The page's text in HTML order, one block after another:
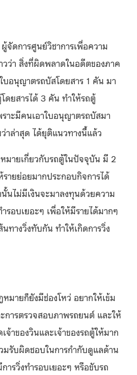
ผู้จัดการศูนย์วิชาการเพื่อความ
ว่า สิ่งที่ผิดพลาดในอดีตของภาค
บอนุญาตรถบัสโดยสาร 1 คัน มา
ดยสารได้ 3 คัน ทำให้รถตู้
าะมีคนเอาใบอนุญาตรถบัสมา
าล่าสุด ได้ยุติแนวทางนี้แล้ว
มายเกี่ยวกับรถตู้ในปัจจุบัน มี 2
ายย่อยมากประกอบกิจการได้
นไม่มีเงินจะมาลงทุนด้วยความ
รอบเยอะๆ เพื่อให้มีรายได้มากๆ
ทางวิ่งทับกัน ทำให้เกิดการวิ่ง
มายก็ยังมีช่องโหว่ อยากให้เข้ม
การตรวจสอบภาพรถยนต์ และให้
จ้าของวินและเจ้าของรถตู้ให้มาก
มรับผิดชอบในการกำกับดูแลด้าน
ารวิ่งทำรอบเยอะๆ หรือขับรถ